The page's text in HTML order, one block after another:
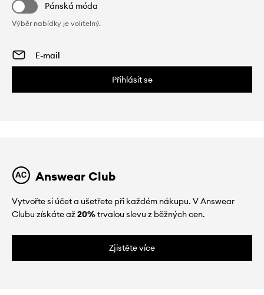
Pánská móda
Výběr nabídky je volitelný.
Přihlásit se
Answear Club
Vytvořte si účet a ušetřete při každém nákupu. V Answear
Clubu získáte až20%trvalou slevu z běžných cen.
Zjistěte více